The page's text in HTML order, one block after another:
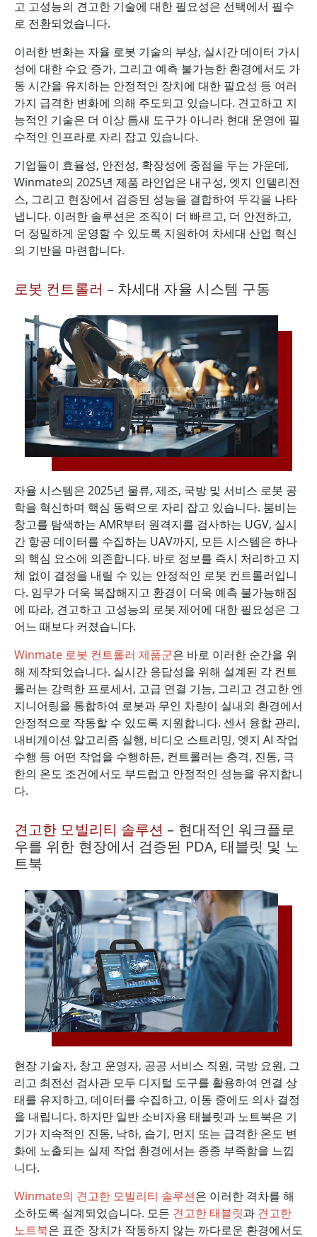
고 고성능의 견고한 기술에 대한 필요성은 선택에서 필수
로 전환되었습니다.
이러한 변화는 자율 로봇 기술의 부상, 실시간 데이터 가시
성에 대한 수요 증가, 그리고 예측 불가능한 환경에서도 가
동 시간을 유지하는 안정적인 장치에 대한 필요성 등 여러
가지 급격한 변화에 의해 주도되고 있습니다. 견고하고 지
능적인 기술은 더 이상 틈새 도구가 아니라 현대 운영에 필
수적인 인프라로 자리 잡고 있습니다.
기업들이 효율성, 안전성, 확장성에 중점을 두는 가운데,
Winmate의 2025년 제품 라인업은 내구성, 엣지 인텔리전
스, 그리고 현장에서 검증된 성능을 결합하여 두각을 나타
냅니다. 이러한 솔루션은 조직이 더 빠르고, 더 안전하고,
더 정밀하게 운영할 수 있도록 지원하여 차세대 산업 혁신
의 기반을 마련합니다.
로봇 컨트롤러 – 차세대 자율 시스템 구동
자율 시스템은 2025년 물류, 제조, 국방 및 서비스 로봇 공
학을 혁신하며 핵심 동력으로 자리 잡고 있습니다. 붐비는
창고를 탐색하는 AMR부터 원격지를 검사하는 UGV, 실시
간 항공 데이터를 수집하는 UAV까지, 모든 시스템은 하나
의 핵심 요소에 의존합니다. 바로 정보를 즉시 처리하고 지
체 없이 결정을 내릴 수 있는 안정적인 로봇 컨트롤러입니
다. 임무가 더욱 복잡해지고 환경이 더욱 예측 불가능해짐
에 따라, 견고하고 고성능의 로봇 제어에 대한 필요성은 그
어느 때보다 커졌습니다.
Winmate 로봇 컨트롤러 제품군은 바로 이러한 순간을 위
해 제작되었습니다. 실시간 응답성을 위해 설계된 각 컨트
롤러는 강력한 프로세서, 고급 연결 기능, 그리고 견고한 엔
지니어링을 통합하여 로봇과 무인 차량이 실내외 환경에서
안정적으로 작동할 수 있도록 지원합니다. 센서 융합 관리,
내비게이션 알고리즘 실행, 비디오 스트리밍, 엣지 AI 작업
수행 등 어떤 작업을 수행하든, 컨트롤러는 충격, 진동, 극
한의 온도 조건에서도 부드럽고 안정적인 성능을 유지합니
다.
견고한 모빌리티 솔루션 – 현대적인 워크플로
우를 위한 현장에서 검증된 PDA, 태블릿 및 노
트북
현장 기술자, 창고 운영자, 공공 서비스 직원, 국방 요원, 그
리고 최전선 검사관 모두 디지털 도구를 활용하여 연결 상
태를 유지하고, 데이터를 수집하고, 이동 중에도 의사 결정
을 내립니다. 하지만 일반 소비자용 태블릿과 노트북은 기
기가 지속적인 진동, 낙하, 습기, 먼지 또는 급격한 온도 변
화에 노출되는 실제 작업 환경에서는 종종 부족함을 느낍
니다.
Winmate의 견고한 모빌리티 솔루션은 이러한 격차를 해
소하도록 설계되었습니다. 모든 견고한 태블릿과 견고한
노트북은 표준 장치가 작동하지 않는 까다로운 환경에서도